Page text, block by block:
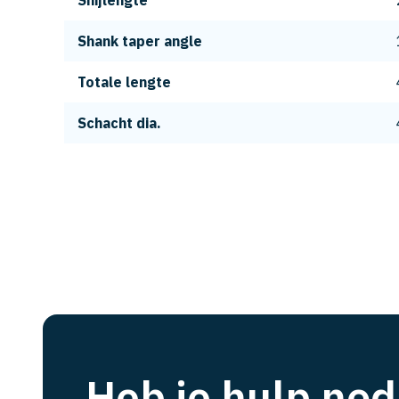
Shank taper angle
Totale lengte
Schacht dia.